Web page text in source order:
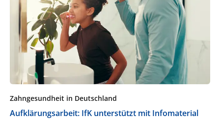
Zahngesundheit in Deutschland
Aufklärungsarbeit: IfK unterstützt mit Infomaterial